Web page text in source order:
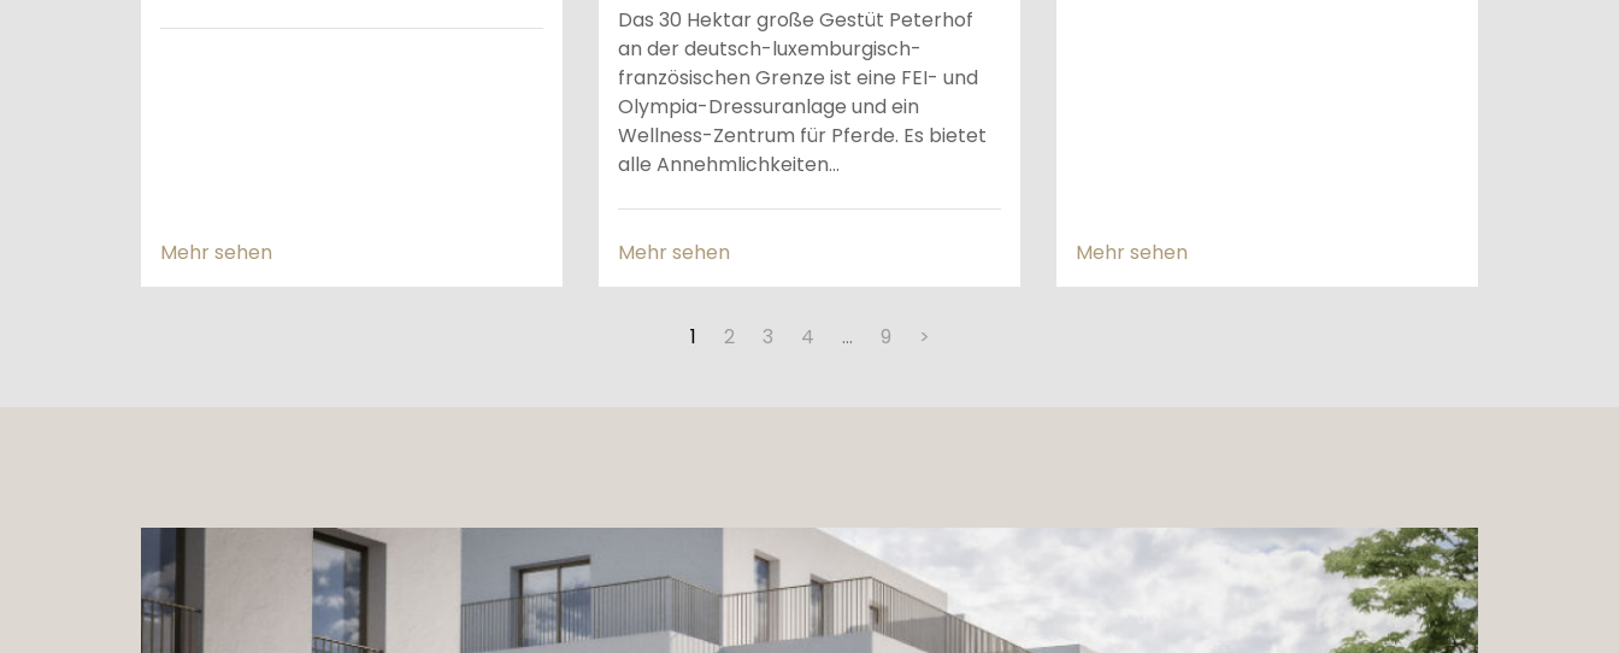
Mehr sehen
Das 30 Hektar große Gestüt Peterhof
an der deutsch-luxemburgisch-
französischen Grenze ist eine FEI- und
Olympia-Dressuranlage und ein
Wellness-Zentrum für Pferde. Es bietet
alle Annehmlichkeiten...
Mehr sehen Mehr sehen
1 2 3 4 … 9 >